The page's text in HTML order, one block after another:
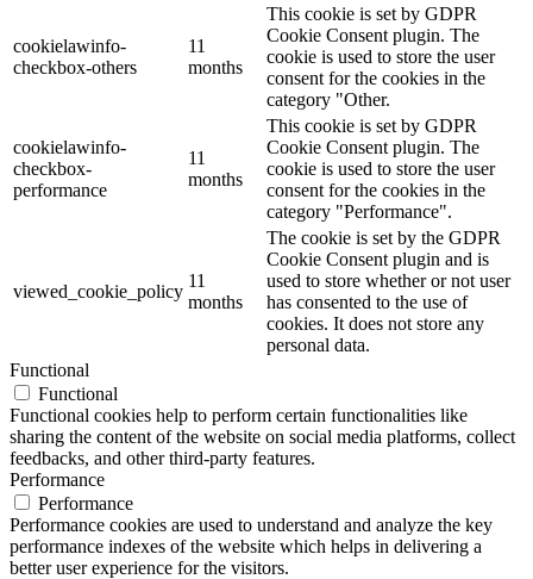
cookielawinfo-
checkbox-others
11
months
This cookie is set by GDPR
Cookie Consent plugin. The
cookie is used to store the user
consent for the cookies in the
category "Other.
cookielawinfo-
checkbox-
performance
11
months
This cookie is set by GDPR
Cookie Consent plugin. The
cookie is used to store the user
consent for the cookies in the
category "Performance".
viewed_cookie_policy
11
months
The cookie is set by the GDPR
Cookie Consent plugin and is
used to store whether or not user
has consented to the use of
cookies. It does not store any
personal data.
Functional
Functional
Functional cookies help to perform certain functionalities like
sharing the content of the website on social media platforms, collect
feedbacks, and other third-party features.
Performance
Performance
Performance cookies are used to understand and analyze the key
performance indexes of the website which helps in delivering a
better user experience for the visitors.